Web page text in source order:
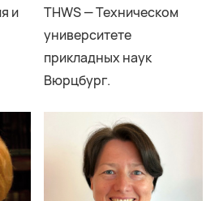
и
THWS — Техническом
университете
прикладных наук
Вюрцбург.